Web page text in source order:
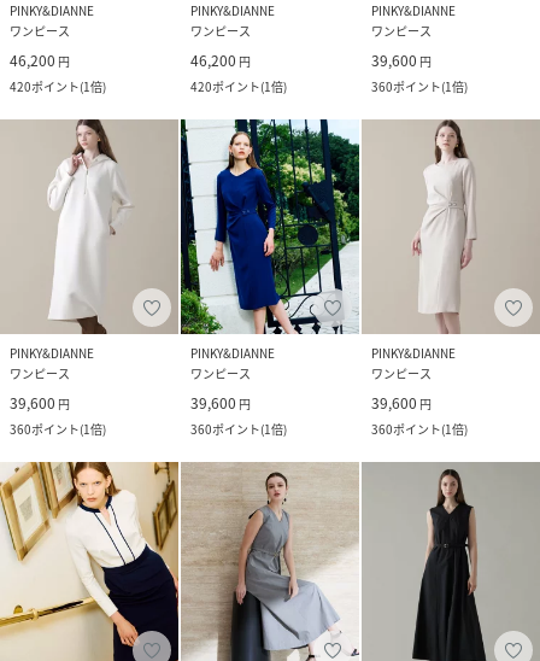
PINKY&DIANNE
ワンピース
46,200 円
420ポイント(1倍)
PINKY&DIANNE
ワンピース
46,200 円
420ポイント(1倍)
PINKY&DIANNE
ワンピース
39,600 円
360ポイント(1倍)
PINKY&DIANNE
ワンピース
39,600 円
360ポイント(1倍)
PINKY&DIANNE
ワンピース
39,600 円
360ポイント(1倍)
PINKY&DIANNE
ワンピース
39,600 円
360ポイント(1倍)